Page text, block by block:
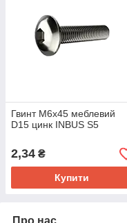
Гвинт M6x45 меблевий
D15 цинк INBUS S5
2,34 ₴
Купити
Про нас